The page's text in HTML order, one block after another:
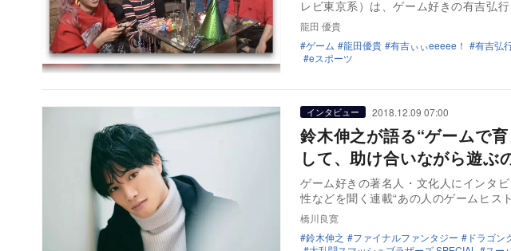
レビ東京系）は、ゲーム好きの有吉弘
龍田 優貴
ゲーム
龍田優貴 有吉ぃぃeeeee！ 有吉弘
eスポーツ
インタビュー 2018.12.09 07:00
鈴木伸之が語る“ゲームで
して、助け合いながら遊ぶ
ゲーム好きの著名人・文化人にインタ
性などを聞く連載“あの人のゲームヒス
橋川良寛
鈴木伸之
ファイナルファンタジー ドラゴン